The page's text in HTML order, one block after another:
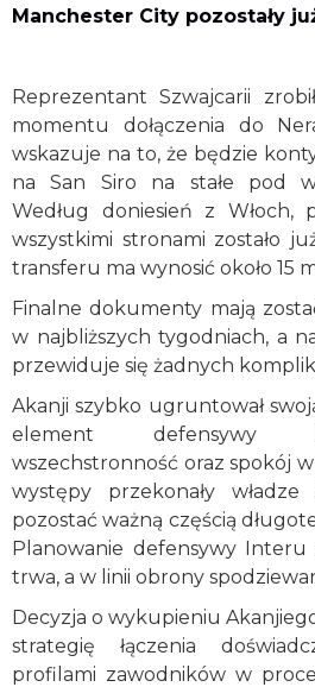
Manchester City pozostały
Reprezentant Szwajcarii
momentu dołączenia do
wskazuje na to, że będzie
na San Siro na stałe pod
Według doniesień z Włoch,
wszystkimi stronami zostało
transferu ma wynosić około 15
Finalne dokumenty mają
w najbliższych tygodniach, a
przewiduje się żadnych
Akanji szybko ugruntował
element defensywy
wszechstronność oraz spokój
występy przekonały
pozostać ważną częścią
Planowanie defensywy
trwa, a w linii obrony
Decyzja o wykupieniu
strategię łączenia
profilami zawodników w